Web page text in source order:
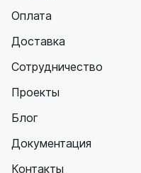
Оплата
Доставка
Сотрудничество
Проекты
Блог
Документация
Контакты